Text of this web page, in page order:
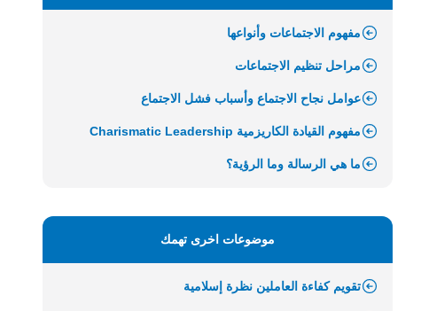
مفهوم الاجتماعات وأنواعها
مراحل تنظيم الاجتماعات
عوامل نجاح الاجتماع وأسباب فشل الاجتماع
مفهوم القيادة الكاريزمية Charismatic Leadership
ما هي الرسالة وما الرؤية؟
موضوعات اخرى تهمك
تقويم كفاءة العاملين نظرة إسلامية